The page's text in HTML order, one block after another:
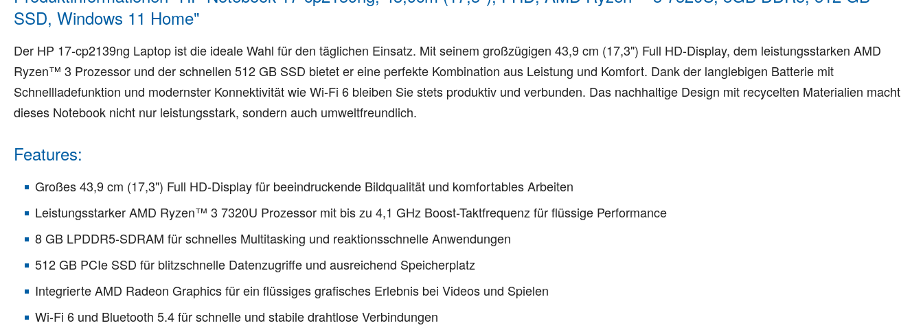
SSD, Windows 11 Home"
Der HP 17-cp2139ng Laptop ist die ideale Wahl für den täglichen Einsatz. Mit seinem großzügigen 43,9 cm (17,3") Full HD-Display, dem leistungsstarken AMD
Ryzen™ 3 Prozessor und der schnellen 512 GB SSD bietet er eine perfekte Kombination aus Leistung und Komfort. Dank der langlebigen Batterie mit
Schnellladefunktion und modernster Konnektivität wie Wi-Fi 6 bleiben Sie stets produktiv und verbunden. Das nachhaltige Design mit recycelten Materialien macht
dieses Notebook nicht nur leistungsstark, sondern auch umweltfreundlich.
Features:
Großes 43,9 cm (17,3") Full HD-Display für beeindruckende Bildqualität und komfortables Arbeiten
Leistungsstarker AMD Ryzen™ 3 7320U Prozessor mit bis zu 4,1 GHz Boost-Taktfrequenz für flüssige Performance
8 GB LPDDR5-SDRAM für schnelles Multitasking und reaktionsschnelle Anwendungen
512 GB PCIe SSD für blitzschnelle Datenzugriffe und ausreichend Speicherplatz
Integrierte AMD Radeon Graphics für ein flüssiges grafisches Erlebnis bei Videos und Spielen
Wi-Fi 6 und Bluetooth 5.4 für schnelle und stabile drahtlose Verbindungen